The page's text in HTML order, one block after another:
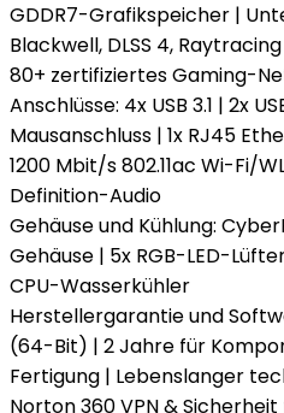
GDDR7-Grafikspeicher |
Blackwell, DLSS 4,
80+ zertifiziertes Gaming-
Anschlüsse: 4x USB 3.1 | 2x
Mausanschluss | 1x RJ45
1200 Mbit/s 802.11ac Wi-Fi/
Definition-Audio
Gehäuse und Kühlung:
Gehäuse | 5x RGB-LED-
CPU-Wasserkühler
Herstellergarantie und
(64-Bit) | 2 Jahre für
Fertigung | Lebenslanger
Norton 360 VPN &